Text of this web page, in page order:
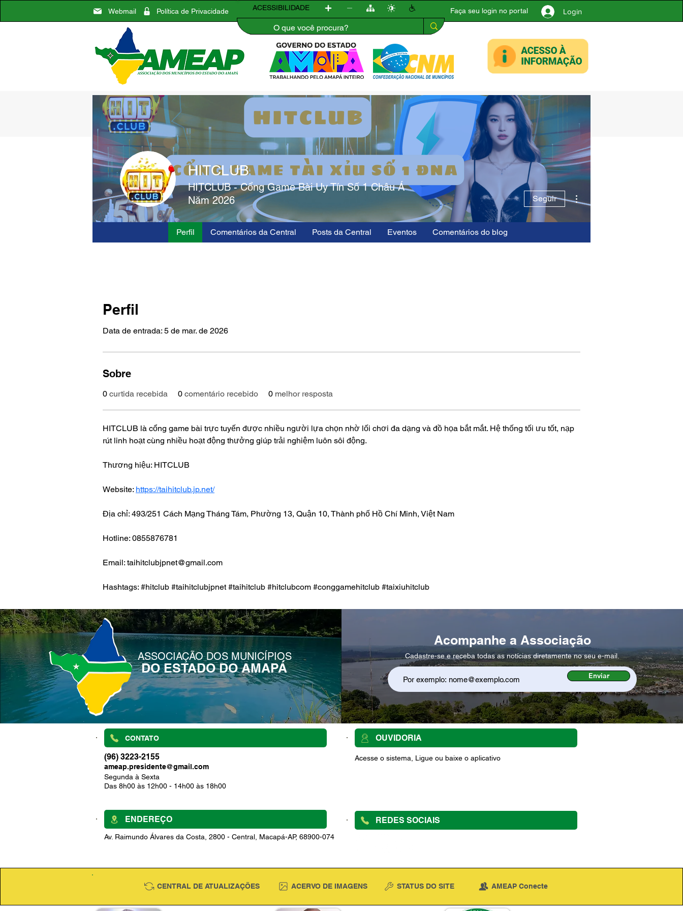
Webmail Política de Privacidade Faça seu login no portal Login
ACESSIBILIDADE
Associação Comunicação Municípios Transparência Eventos Publicações Contato
Perfil
Data de entrada: 5 de mar. de 2026
Sobre
0 curtida recebida 0 comentário recebido 0 melhor resposta
HITCLUB là cổng game bài trực tuyến được nhiều người lựa chọn nhờ lối chơi đa dạng và đồ họa bắt mắt. Hệ thống tối ưu tốt, nạp
rút linh hoạt cùng nhiều hoạt động thưởng giúp trải nghiệm luôn sôi động.
Thương hiệu: HITCLUB
Website: https://taihitclub.jp.net/
Địa chỉ: 493/251 Cách Mạng Tháng Tám, Phường 13, Quận 10, Thành phố Hồ Chí Minh, Việt Nam
Hotline: 0855876781
Email: taihitclubjpnet@gmail.com
Hashtags: #hitclub #taihitclubjpnet #taihitclub #hitclubcom #conggamehitclub #taixiuhitclub
HITCLUB
HITCLUB - Cổng Game Bài Uy Tín Số 1 Châu Á
Năm 2026
Seguir
Perfil Comentários da Central Posts da Central Eventos Comentários do blog
ASSOCIAÇÃO DOS MUNICÍPIOS
DO ESTADO DO AMAPÁ
Acompanhe a Associação
Cadastre-se e receba todas as notícias diretamente no seu e-mail.
Enviar
(96) 3223-2155
Segunda à Sexta
Das 8h00 às 12h00 - 14h00 às 18h00
CONTATO
Av. Raimundo Álvares da Costa, 2800 - Central, Macapá-AP, 68900-074
ENDEREÇO
OUVIDORIA
REDES SOCIAIS
Acesse o sistema, Ligue ou baixe o aplicativo
ameap.presidente@gmail.com
CENTRAL DE ATUALIZAÇÕES ACERVO DE IMAGENS STATUS DO SITE AMEAP Conecte